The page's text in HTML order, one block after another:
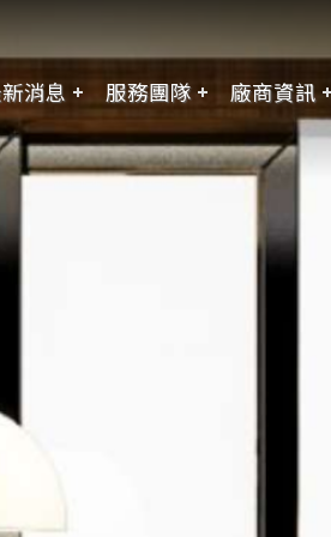
消息 服務團隊 廠商資訊